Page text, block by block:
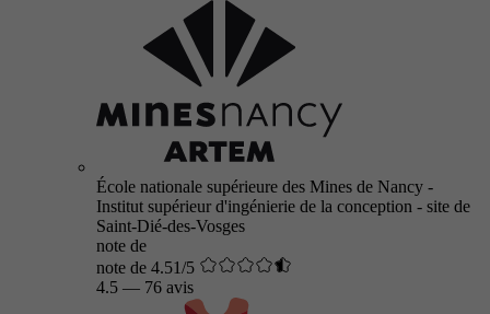
École nationale supérieure des Mines de Nancy -
Institut supérieur d'ingénierie de la conception - site de
Saint-Dié-des-Vosges
note de
note de 4.51/5
4.5 — 76 avis